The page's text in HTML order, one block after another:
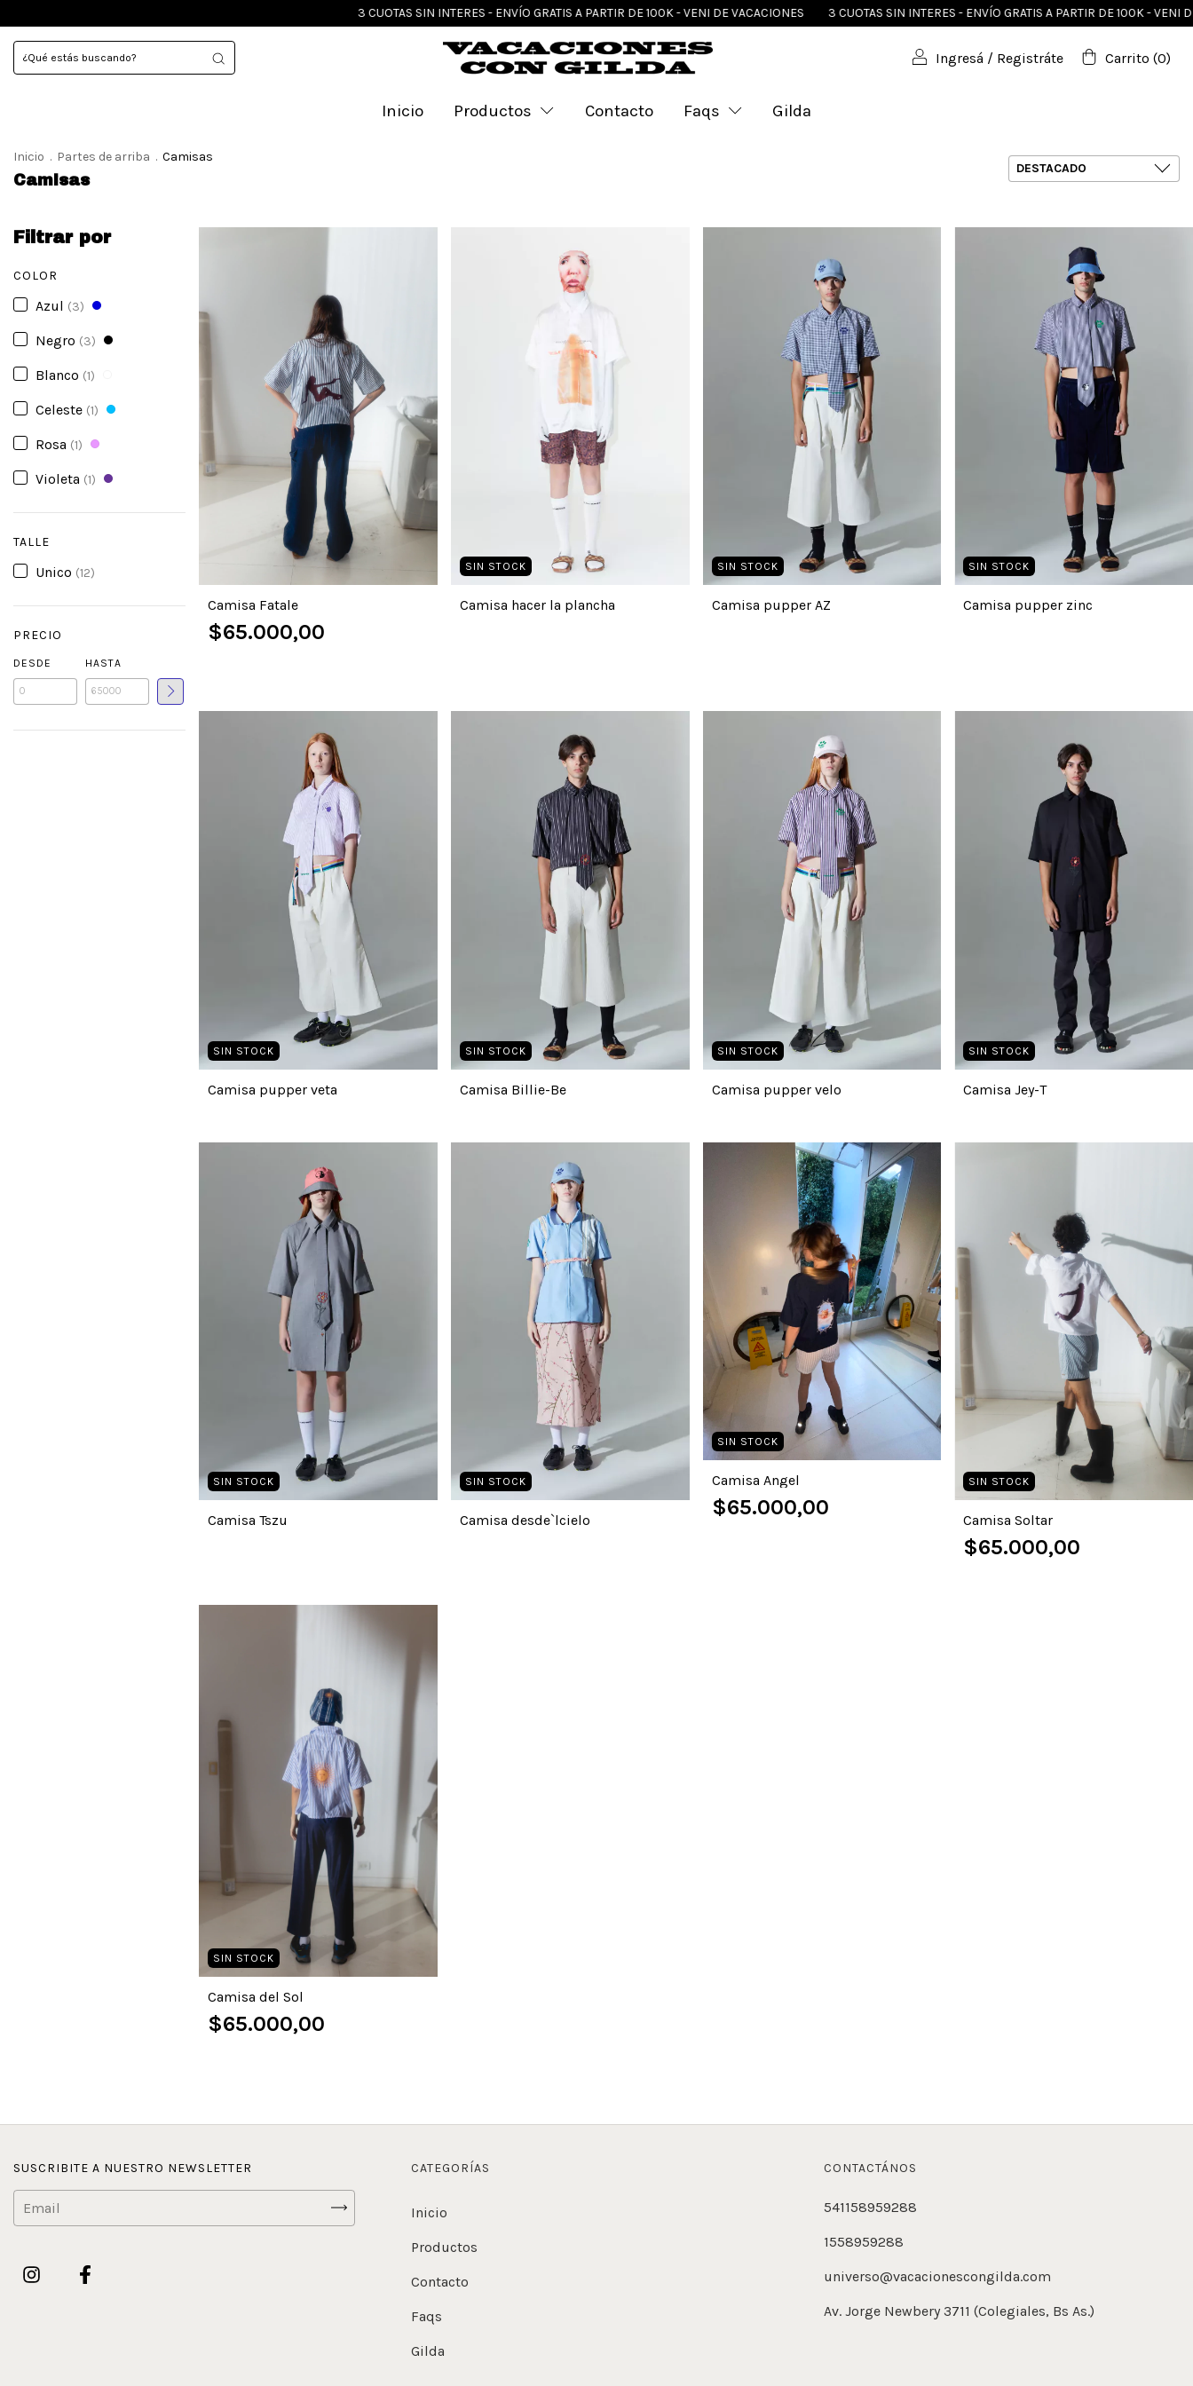
3 CUOTAS SIN INTERES - ENVÍO GRATIS A PARTIR DE 100K - VENI DE VACACIONES 3 CUOTAS SIN INTERES - ENVÍO GRATIS A PARTIR DE 100K - VENI DE VACACIONES
Ingresá / Registráte Carrito (0)
Inicio Productos Contacto Faqs Gilda
Inicio . Partes de arriba . Camisas
Camisas
Filtrar por
COLOR
Azul (3)
Negro (3)
Blanco (1)
Celeste (1)
Rosa (1)
Violeta (1)
TALLE
Unico (12)
PRECIO
DESDE HASTA
Camisa Fatale
$65.000,00
SIN STOCK
Camisa hacer la plancha
SIN STOCK
Camisa pupper AZ
SIN STOCK
Camisa pupper zinc
SIN STOCK
Camisa pupper veta
SIN STOCK
Camisa Billie-Be
SIN STOCK
Camisa pupper velo
SIN STOCK
Camisa Jey-T
SIN STOCK
Camisa Tszu
SIN STOCK
Camisa desde`lcielo
SIN STOCK
Camisa Angel
$65.000,00
SIN STOCK
Camisa Soltar
$65.000,00
SIN STOCK
Camisa del Sol
$65.000,00
SUSCRIBITE A NUESTRO NEWSLETTER CATEGORÍAS
Inicio
Productos
Contacto
Faqs
Gilda
CONTACTÁNOS
541158959288
1558959288
universo@vacacionescongilda.com
Av. Jorge Newbery 3711 (Colegiales, Bs As.)